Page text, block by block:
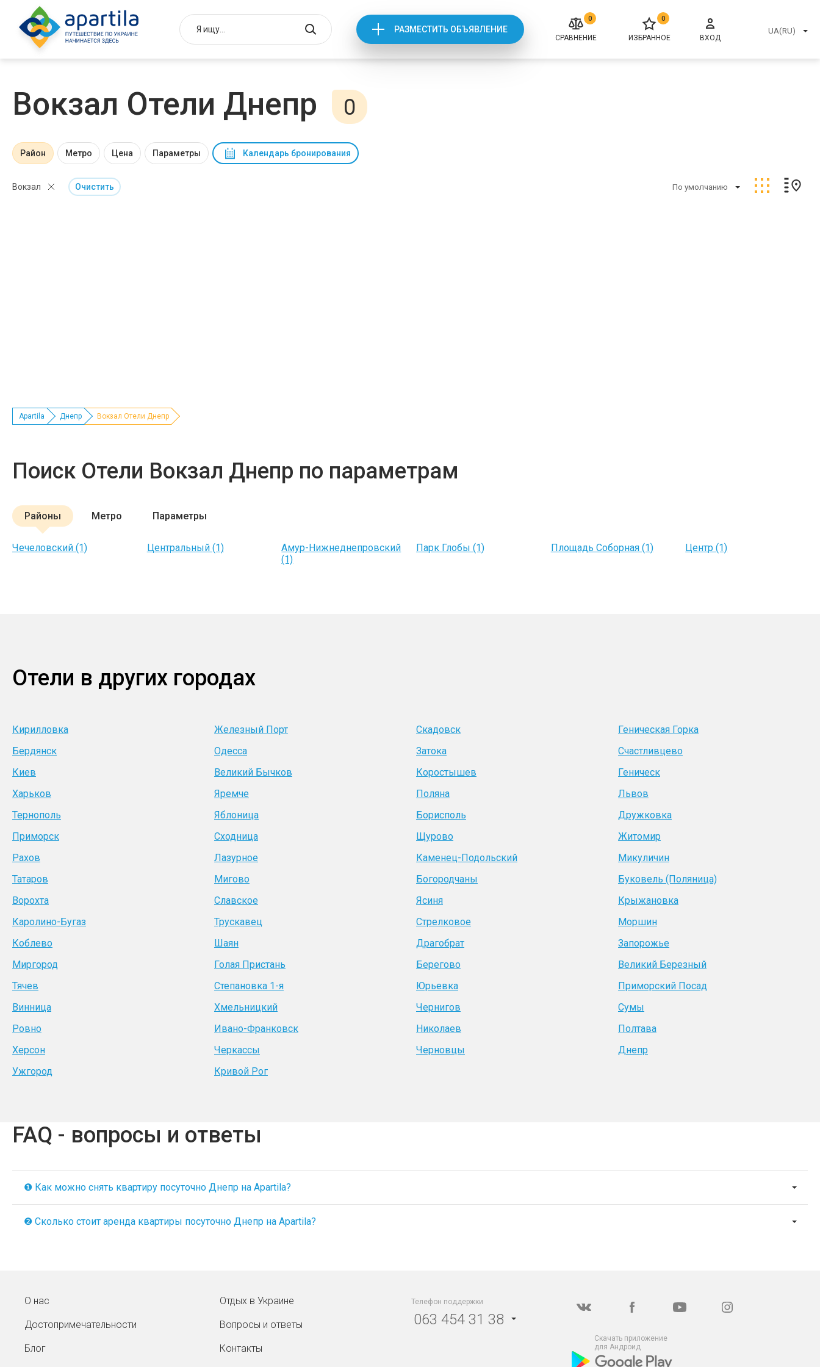
РАЗМЕСТИТЬ ОБЪЯВЛЕНИЕ
0
СРАВНЕНИЕ
0
ИЗБРАННОЕ ВХОД
UA(RU)
Вокзал Отели Днепр 0
Район Метро Цена Параметры Календарь бронирования
Вокзал Очистить По умолчанию
Apartila Днепр Вокзал Отели Днепр
Поиск Отели Вокзал Днепр по параметрам
Районы Метро Параметры
Чечеловский (1) Центральный (1)
Амур-Нижнеднепровский
(1)
Парк Глобы (1) Площадь Соборная (1) Центр (1)
Отели в других городах
Кирилловка Железный Порт Скадовск
Геническая Горка
Бердянск
Одесса Затока
Счастливцево
Киев
Великий Бычков Коростышев
Геническ
Харьков
Яремче Поляна
Львов
Тернополь
Яблоница Борисполь
Дружковка
Приморск
Сходница Щурово
Житомир
Рахов
Лазурное Каменец-Подольский
Микуличин
Татаров
Мигово Богородчаны
Буковель (Поляница)
Ворохта
Славское Ясиня
Крыжановка
Каролино-Бугаз
Трускавец Стрелковое
Моршин
Коблево
Шаян Драгобрат
Запорожье
Миргород
Голая Пристань Берегово
Великий Березный
Тячев
Степановка 1-я Юрьевка
Приморский Посад
Винница
Хмельницкий Чернигов
Сумы
Ровно
Ивано-Франковск Николаев
Полтава
Херсон
Черкассы Черновцы
Днепр
Ужгород
Кривой Рог
FAQ - вопросы и ответы
❶ Как можно снять квартиру посуточно Днепр на Apartila?
❷ Сколько стоит аренда квартиры посуточно Днепр на Apartila?
О нас
Достопримечательности
Блог
Отдых в Украине
Вопросы и ответы
Контакты
Телефон поддержки
063 454 31 38
Скачать приложение
для Андроид